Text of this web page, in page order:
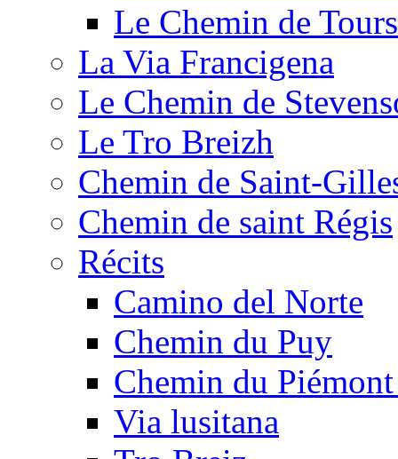
Le Chemin de Tours
La Via Francigena
Le Chemin de
Le Tro Breizh
Chemin de Saint-
Chemin de saint Régis
Récits
Camino del Norte
Chemin du Puy
Chemin du
Via lusitana